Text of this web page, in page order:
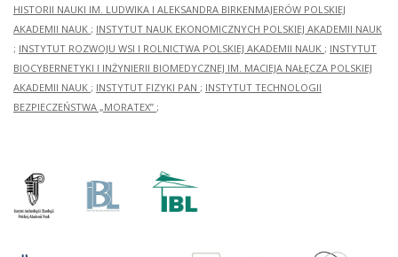
HISTORII NAUKI IM. LUDWIKA I ALEKSANDRA BIRKENMAJERÓW POLSKIEJ
AKADEMII NAUK ; INSTYTUT NAUK EKONOMICZNYCH POLSKIEJ AKADEMII NAUK
; INSTYTUT ROZWOJU WSI I ROLNICTWA POLSKIEJ AKADEMII NAUK ; INSTYTUT
BIOCYBERNETYKI I INŻYNIERII BIOMEDYCZNEJ IM. MACIEJA NAŁĘCZA POLSKIEJ
AKADEMII NAUK ; INSTYTUT FIZYKI PAN ; INSTYTUT TECHNOLOGII
BEZPIECZEŃSTWA „MORATEX” ;